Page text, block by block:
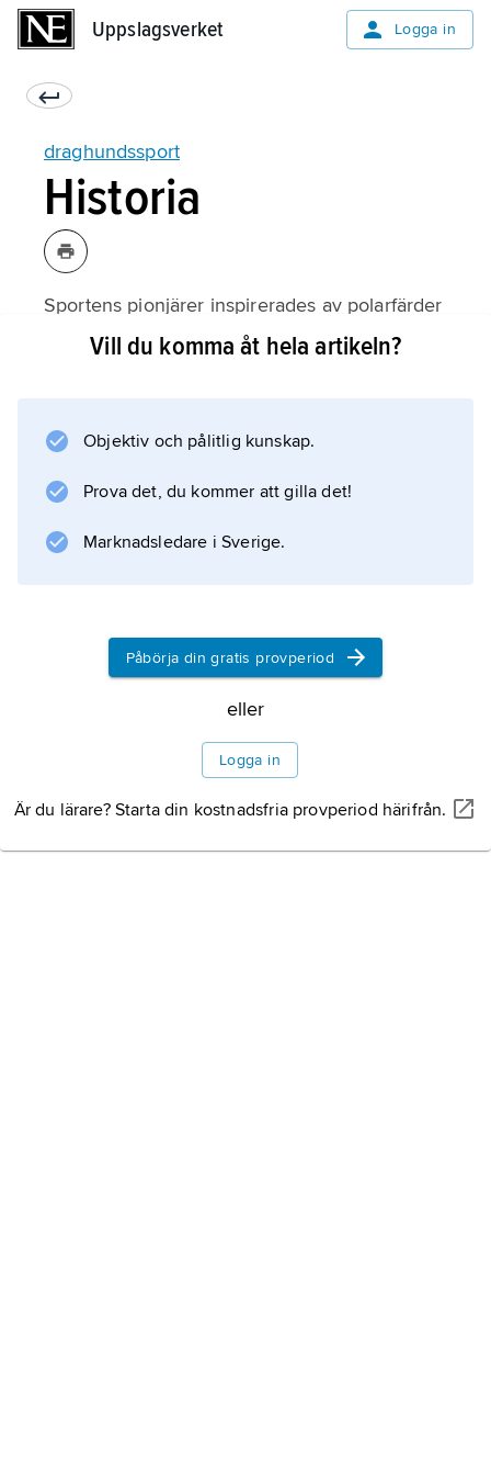
Uppslagsverket Logga in
draghundssport
Historia
Sportens pionjärer inspirerades av polarfärder
på 1800- och det tidiga 1900-talet av Nansen,
Information om artikeln
Vill du komma åt hela artikeln?
Objektiv och pålitlig kunskap.
Prova det, du kommer att gilla det!
Marknadsledare i Sverige.
Påbörja din gratis provperiod
eller
Logga in
Är du lärare? Starta din kostnadsfria provperiod härifrån.